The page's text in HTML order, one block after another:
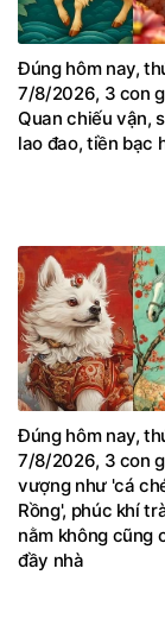
Đúng hôm nay,
7/8/2026, 3 con
Quan chiếu vận,
lao đao, tiền bạc
Đúng hôm nay,
7/8/2026, 3 con
vượng như 'cá
Rồng', phúc khí
nằm không cũng
đầy nhà